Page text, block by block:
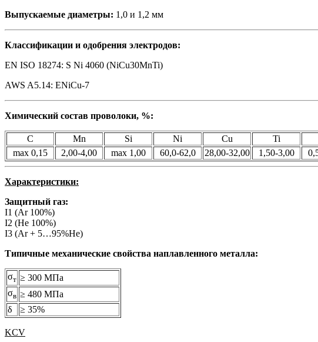
Выпускаемые диаметры: 1,0 и 1,2 мм
Классификации и одобрения электродов:
EN ISO 18274: S Ni 4060 (NiCu30MnTi)
AWS A5.14: ENiCu-7
Химический состав проволоки, %:
C Mn Si Ni Cu Ti
max 0,15
2,00-4,00 max 1,00 60,0-62,0 28,00-32,00 1,50-3,00
Характеристики:
Защитный газ:
I1 (Ar 100%)
I2 (He 100%)
I3 (Ar + 5…95%He)
Типичные механические свойства наплавленного металла:
σт ≥ 300 МПа
σв ≥ 480 МПа
δ
≥ 35%
KCV